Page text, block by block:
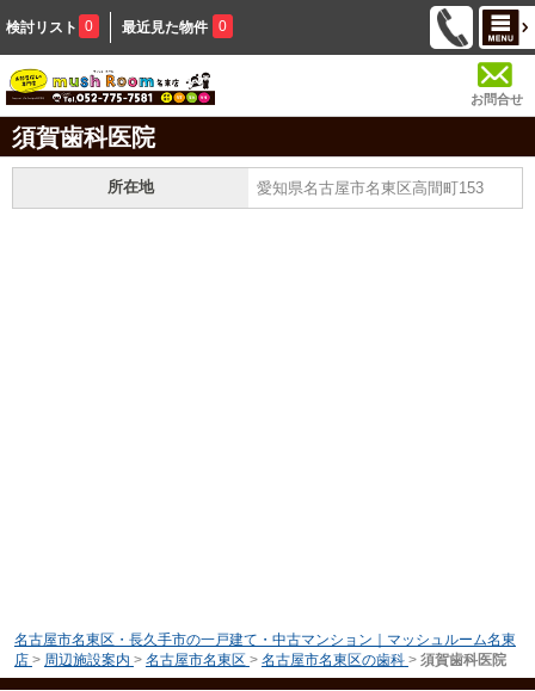
検討リスト 0 最近見た物件 0
お問合せ
須賀歯科医院
所在地 愛知県名古屋市名東区高間町153
名古屋市名東区・長久手市の一戸建て・中古マンション｜マッシュルーム名東
店 > 周辺施設案内 > 名古屋市名東区 > 名古屋市名東区の歯科 > 須賀歯科医院